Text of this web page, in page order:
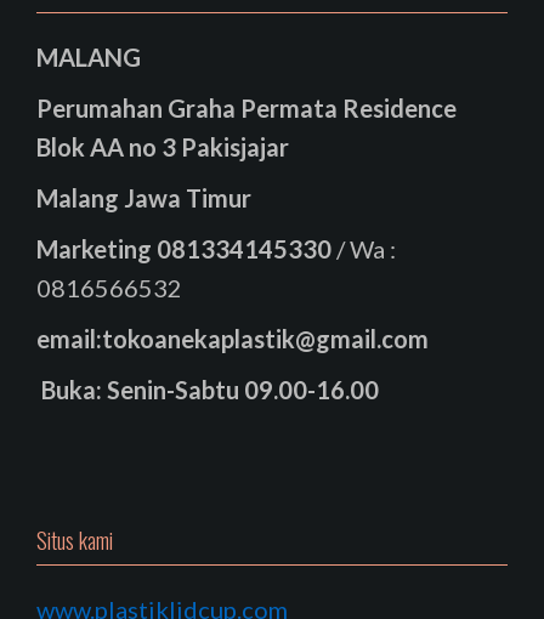
MALANG
Perumahan Graha Permata Residence
Blok AA no 3 Pakisjajar
Malang Jawa Timur
Marketing 081334145330 / Wa :
0816566532
email:tokoanekaplastik@gmail.com
Buka: Senin-Sabtu 09.00-16.00
Situs kami
www.plastiklidcup.com